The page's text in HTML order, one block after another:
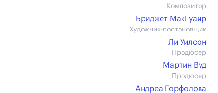
Композитор
Бриджет МакГуайр
Художник-постановщик
Ли Уилсон
Продюсер
Мартин Вуд
Продюсер
Андреа Горфолова